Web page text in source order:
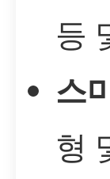
등
스
형